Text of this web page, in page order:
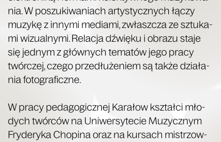
nia. W poszu­ki­wa­niach arty­stycz­nych łączy
muzy­kę z inny­mi media­mi, zwłasz­cza ze sztu­ka­
mi wizu­al­ny­mi. Rela­cja dźwię­ku i obra­zu sta­je
się jed­nym z głów­nych tema­tów jego pra­cy
twór­czej, cze­go prze­dłu­że­niem są tak­że dzia­ła­
nia fotograficzne.
W pra­cy peda­go­gicz­nej Kara­łow kształ­ci mło­
dych twór­ców na Uni­wer­sy­te­cie Muzycz­nym
Fry­de­ry­ka Cho­pi­na oraz na kur­sach mistrzow­